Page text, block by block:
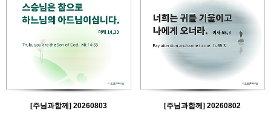
[주님과함께] 20260803
[주님과함께] 20260802